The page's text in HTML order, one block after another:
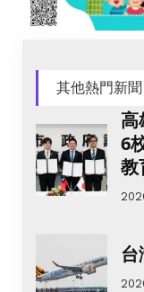
其他熱門新聞
高
6
教